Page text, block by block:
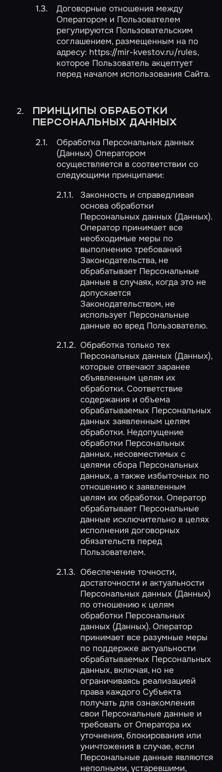
Договорные отношения между
Оператором и Пользователем
регулируются Пользовательским
соглашением, размещенным на по
адресу: https://mir-kvestov.ru/rules,
которое Пользователь акцептует
перед началом использования Сайта.
ПРИНЦИПЫ ОБРАБОТКИ
ПЕРСОНАЛЬНЫХ ДАННЫХ
Обработка Персональных данных
(Данных) Оператором
осуществляется в соответствии со
следующими принципами:
Законность и справедливая
основа обработки
Персональных данных (Данных).
Оператор принимает все
необходимые меры по
выполнению требований
Законодательства, не
обрабатывает Персональные
данные в случаях, когда это не
допускается
Законодательством, не
использует Персональные
данные во вред Пользователю.
Обработка только тех
Персональных данных (Данных),
которые отвечают заранее
объявленным целям их
обработки. Соответствие
содержания и объема
обрабатываемых Персональных
данных заявленным целям
обработки. Недопущение
обработки Персональных
данных, несовместимых с
целями сбора Персональных
данных, а также избыточных по
отношению к заявленным
целям их обработки. Оператор
обрабатывает Персональные
данные исключительно в целях
исполнения договорных
обязательств перед
Пользователем.
Обеспечение точности,
достаточности и актуальности
Персональных данных (Данных)
по отношению к целям
обработки Персональных
данных (Данных). Оператор
принимает все разумные меры
по поддержке актуальности
обрабатываемых Персональных
данных, включая, но не
ограничиваясь реализацией
права каждого Субъекта
получать для ознакомления
свои Персональные данные и
требовать от Оператора их
уточнения, блокирования или
уничтожения в случае, если
Персональные данные являются
неполными, устаревшими,